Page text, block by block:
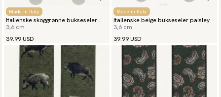
Made in Italy
Italienske skoggrønne bukseseler
Hjort
3,6 cm
39.99 USD
Made in Italy
Italienske beige bukseseler paisley
3,6 cm
39.99 USD